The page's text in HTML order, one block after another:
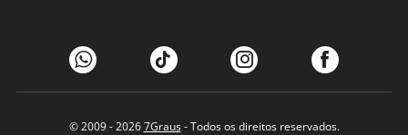
© 2009 - 20267Graus- Todos os direitos reservados.